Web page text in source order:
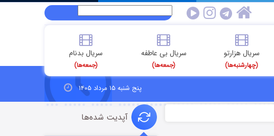
سریال هزارتو
(چهارشنبه‌ها)
سریال بی عاطفه
(جمعه‌ها)
سریال بدنام
(جمعه‌ها)
پنج شنبه ۱۵ مرداد ۱۴۰۵
آپدیت شده‌ها